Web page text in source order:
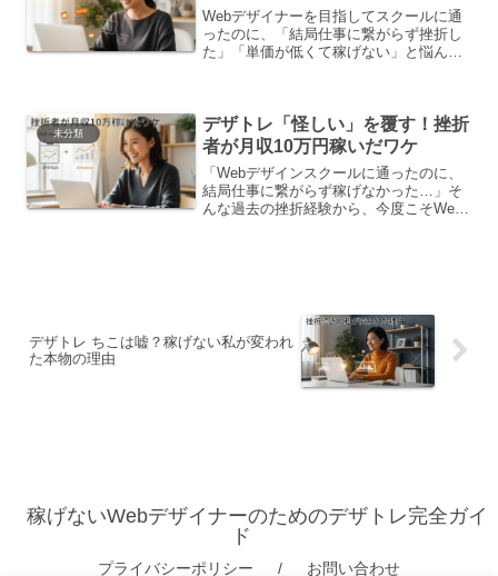
Webデザイナーを目指してスクールに通
ったのに、「結局仕事に繋がらず挫折し
た」「単価が低くて稼げない」と悩んで
判は気になりますよね。
未分類
デザトレ「怪しい」を覆す！挫折
者が月収10万円稼いだワケ
「Webデザインスクールに通ったのに、
結局仕事に繋がらず稼げなかった…」そ
んな過去の挫折経験から、今度こそWeb
デザトレ ちこは嘘？稼げない私が変われ
た本物の理由
稼げないWebデザイナーのためのデザトレ完全ガイ
ド
プライバシーポリシー お問い合わせ